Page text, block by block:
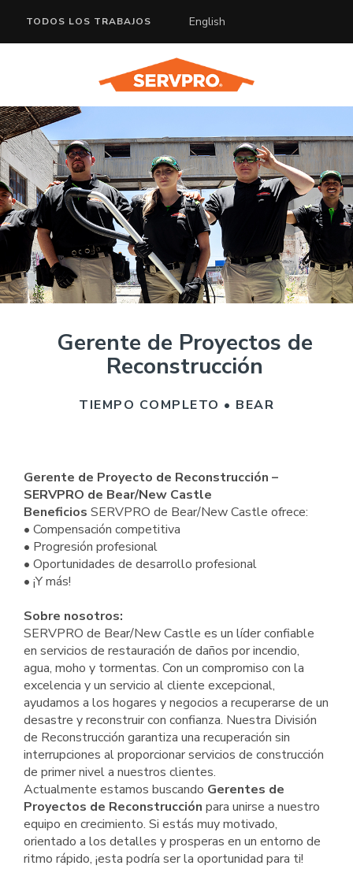
TODOS LOS TRABAJOS English
Gerente de Proyectos de
Reconstrucción
TIEMPO COMPLETO • BEAR
Gerente de Proyecto de Reconstrucción –
SERVPRO de Bear/New Castle
Beneficios SERVPRO de Bear/New Castle ofrece:
• Compensación competitiva
• Progresión profesional
• Oportunidades de desarrollo profesional
• ¡Y más!
Sobre nosotros:
SERVPRO de Bear/New Castle es un líder confiable
en servicios de restauración de daños por incendio,
agua, moho y tormentas. Con un compromiso con la
excelencia y un servicio al cliente excepcional,
ayudamos a los hogares y negocios a recuperarse de un
desastre y reconstruir con confianza. Nuestra División
de Reconstrucción garantiza una recuperación sin
interrupciones al proporcionar servicios de construcción
de primer nivel a nuestros clientes.
Actualmente estamos buscando Gerentes de
Proyectos de Reconstrucción para unirse a nuestro
equipo en crecimiento. Si estás muy motivado,
orientado a los detalles y prosperas en un entorno de
ritmo rápido, ¡esta podría ser la oportunidad para ti!